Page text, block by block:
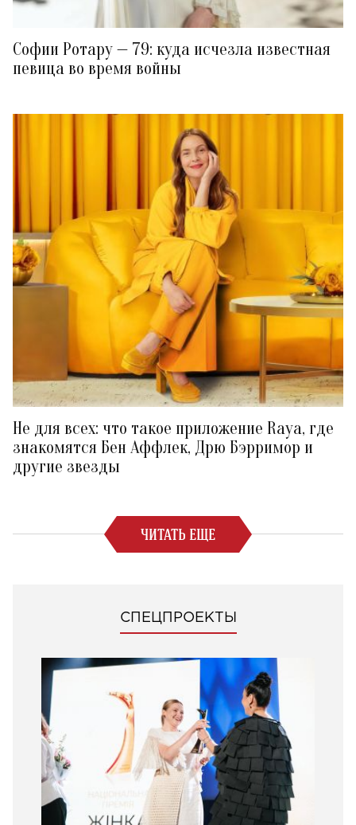
Софии Ротару — 79: куда исчезла известная
певица во время войны
Не для всех: что такое приложение Raya, где
знакомятся Бен Аффлек, Дрю Бэрримор и
другие звезды
ЧИТАТЬ ЕЩЕ
СПЕЦПРОЕКТЫ